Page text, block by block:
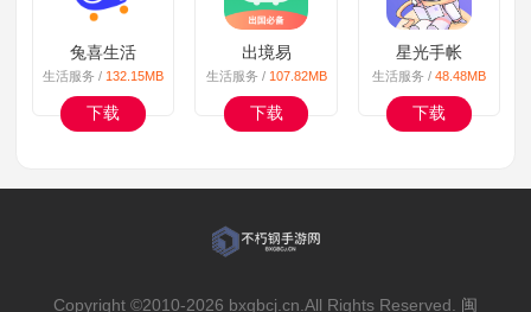
兔喜生活
生活服务 / 132.15MB
下载
出境易
生活服务 / 107.82MB
下载
星光手帐
生活服务 /48.48MB
下载
Copyright ©2010-2026 bxgbcj.cn.All Rights Reserved. 闽